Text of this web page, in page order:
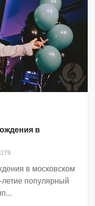
в
в московском
популярный